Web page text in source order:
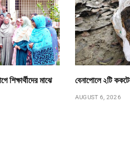
মাঝে
বেনাপোলে ২টি
AUGUST 6, 2026